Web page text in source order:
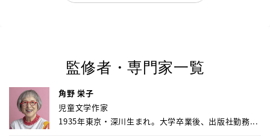
監修者・専門家一覧
角野 栄子
児童文学作家
1935年東京・深川生まれ。大学卒業後、出版社勤務...